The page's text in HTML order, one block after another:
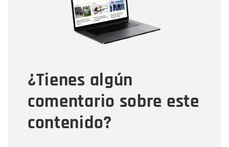
¿Tienes algún
comentario sobre este
contenido?
Tipo de comentario
Mensaje